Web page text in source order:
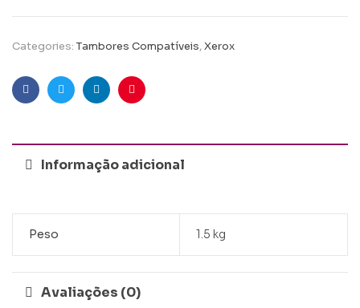
Categories: Tambores Compatíveis,Xerox
FacebookTwitterLinkedinPinterest
Informação adicional
Peso 1.5 kg
Avaliações (0)